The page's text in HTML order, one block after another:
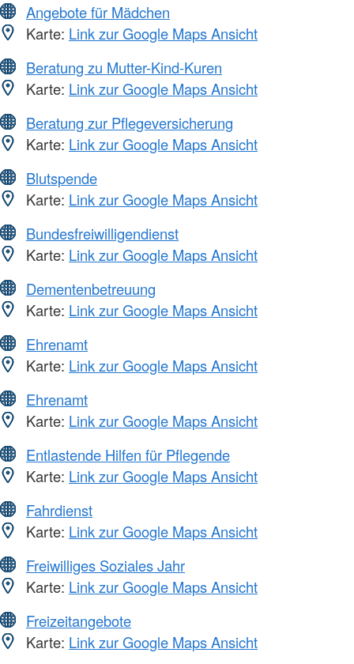
Angebote für Mädchen
Karte: Link zur Google Maps Ansicht
Beratung zu Mutter-Kind-Kuren
Karte: Link zur Google Maps Ansicht
Beratung zur Pflegeversicherung
Karte: Link zur Google Maps Ansicht
Blutspende
Karte: Link zur Google Maps Ansicht
Bundesfreiwilligendienst
Karte: Link zur Google Maps Ansicht
Dementenbetreuung
Karte: Link zur Google Maps Ansicht
Ehrenamt
Karte: Link zur Google Maps Ansicht
Ehrenamt
Karte: Link zur Google Maps Ansicht
Entlastende Hilfen für Pflegende
Karte: Link zur Google Maps Ansicht
Fahrdienst
Karte: Link zur Google Maps Ansicht
Freiwilliges Soziales Jahr
Karte: Link zur Google Maps Ansicht
Freizeitangebote
Karte: Link zur Google Maps Ansicht